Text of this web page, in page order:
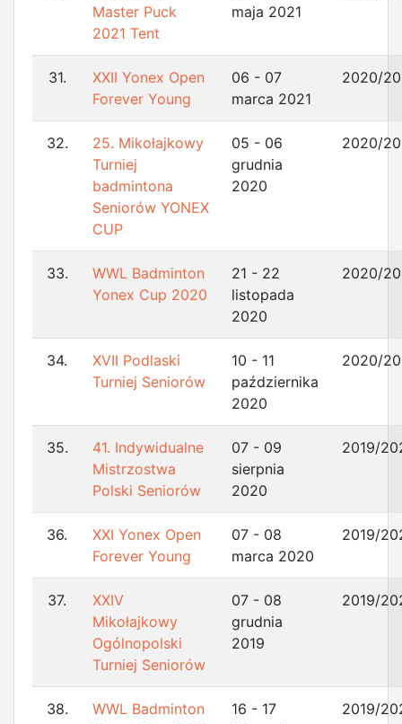
Master Puck
2021 Tent
maja 2021
31.
XXII Yonex Open
Forever Young
06 - 07
marca 2021
2020/
32.
25. Mikołajkowy
Turniej
badmintona
Seniorów YONEX
CUP
05 - 06
grudnia
2020
2020/
33.
WWL Badminton
Yonex Cup 2020
21 - 22
listopada
2020
2020/
34.
XVII Podlaski
Turniej Seniorów
10 - 11
października
2020
2020/
35.
41. Indywidualne
Mistrzostwa
Polski Seniorów
07 - 09
sierpnia
2020
2019/
36.
XXI Yonex Open
Forever Young
07 - 08
marca 2020
2019/
37.
XXIV
Mikołajkowy
Ogólnopolski
Turniej Seniorów
07 - 08
grudnia
2019
2019/
38.
WWL Badminton
16 - 17
2019/